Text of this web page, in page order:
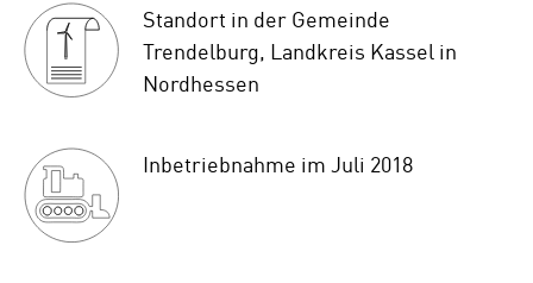
Standort in der Gemeinde
Trendelburg, Landkreis Kassel in
Nordhessen
Inbetriebnahme im Juli 2018